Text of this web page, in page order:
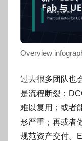
Overview
过去很多团队也
是流程断裂：
难以复用；或者
形严重；再或者
规范资产交付。